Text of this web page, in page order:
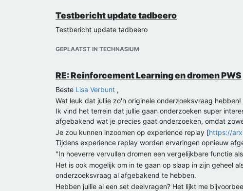
Testbericht update tadbeero
Testbericht update tadbeero
GEPLAATST IN TECHNASIUM
RE: Reinforcement Learning en dromen PWS
Beste Lisa Verbunt ,
Wat leuk dat jullie zo'n originele onderzoeksvraag
Ik vind het terrein dat jullie gaan onderzoeken super
afgebakend wat je precies gaat onderzoeken, omdat
Je zou kunnen inzoomen op experience replay [https://
Tijdens experience replay worden ervaringen opnieuw
"In hoeverre vervullen dromen een vergelijkbare functie
Het is ook mogelijk om in te gaan op slaap in zijn geheel
onderzoeksvraag al afgebakend te hebben.
Hebben jullie al een set deelvragen? Het lijkt me